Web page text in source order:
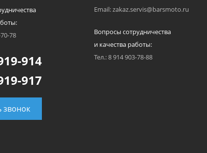
78
914
917
звонок
Email: zakaz.servis@barsmoto.ru
Вопросы сотрудничества
и качества работы:
Тел.: 8 914 903-78-88